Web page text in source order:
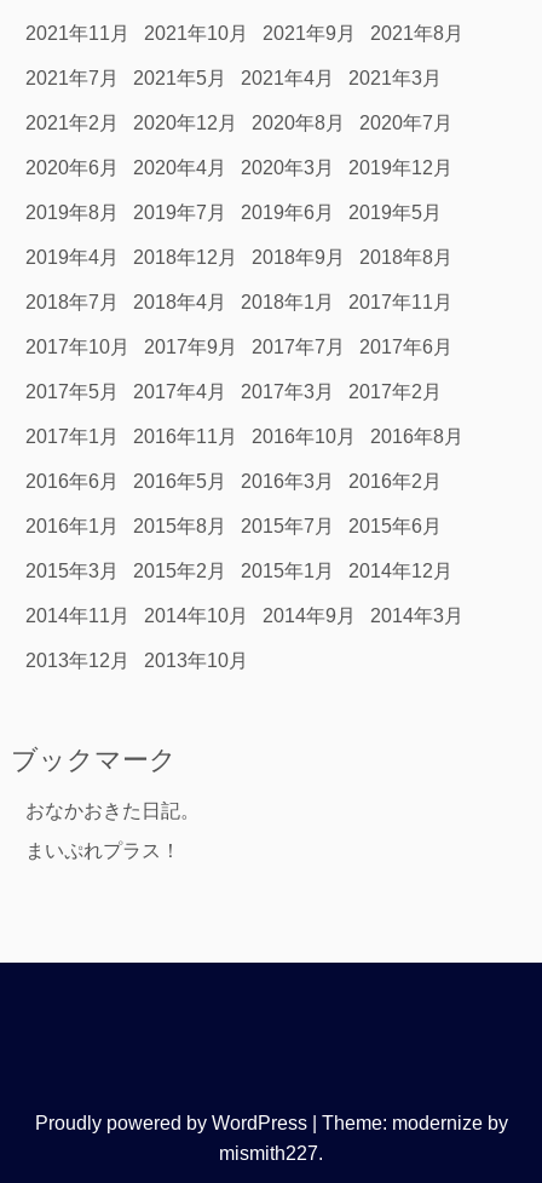
2021年11月 2021年10月 2021年9月 2021年8月
2021年7月 2021年5月 2021年4月 2021年3月
2021年2月 2020年12月 2020年8月 2020年7月
2020年6月 2020年4月 2020年3月 2019年12月
2019年8月 2019年7月 2019年6月 2019年5月
2019年4月 2018年12月 2018年9月 2018年8月
2018年7月 2018年4月 2018年1月 2017年11月
2017年10月 2017年9月 2017年7月 2017年6月
2017年5月 2017年4月 2017年3月 2017年2月
2017年1月 2016年11月 2016年10月 2016年8月
2016年6月 2016年5月 2016年3月 2016年2月
2016年1月 2015年8月 2015年7月 2015年6月
2015年3月 2015年2月 2015年1月 2014年12月
2014年11月 2014年10月 2014年9月 2014年3月
2013年12月 2013年10月
ブックマーク
おなかおきた日記。
まいぷれプラス！
Proudly powered by WordPress
Theme: modernize by
mismith227.